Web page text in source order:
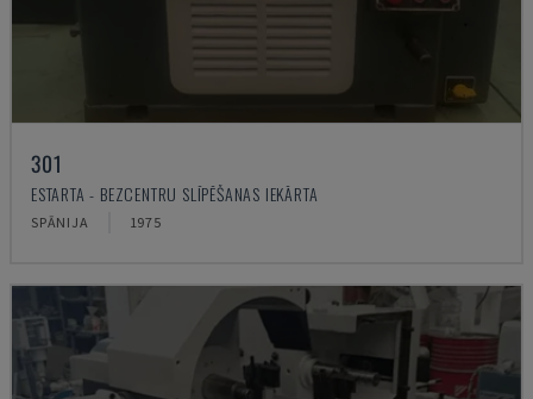
301
ESTARTA - BEZCENTRU SLĪPĒŠANAS IEKĀRTA
SPĀNIJA 1975